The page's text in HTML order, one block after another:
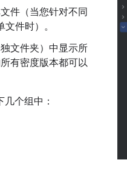
件（当您针对不同
件时）。
文件夹）中显示所
有密度版本都可以
个组中：